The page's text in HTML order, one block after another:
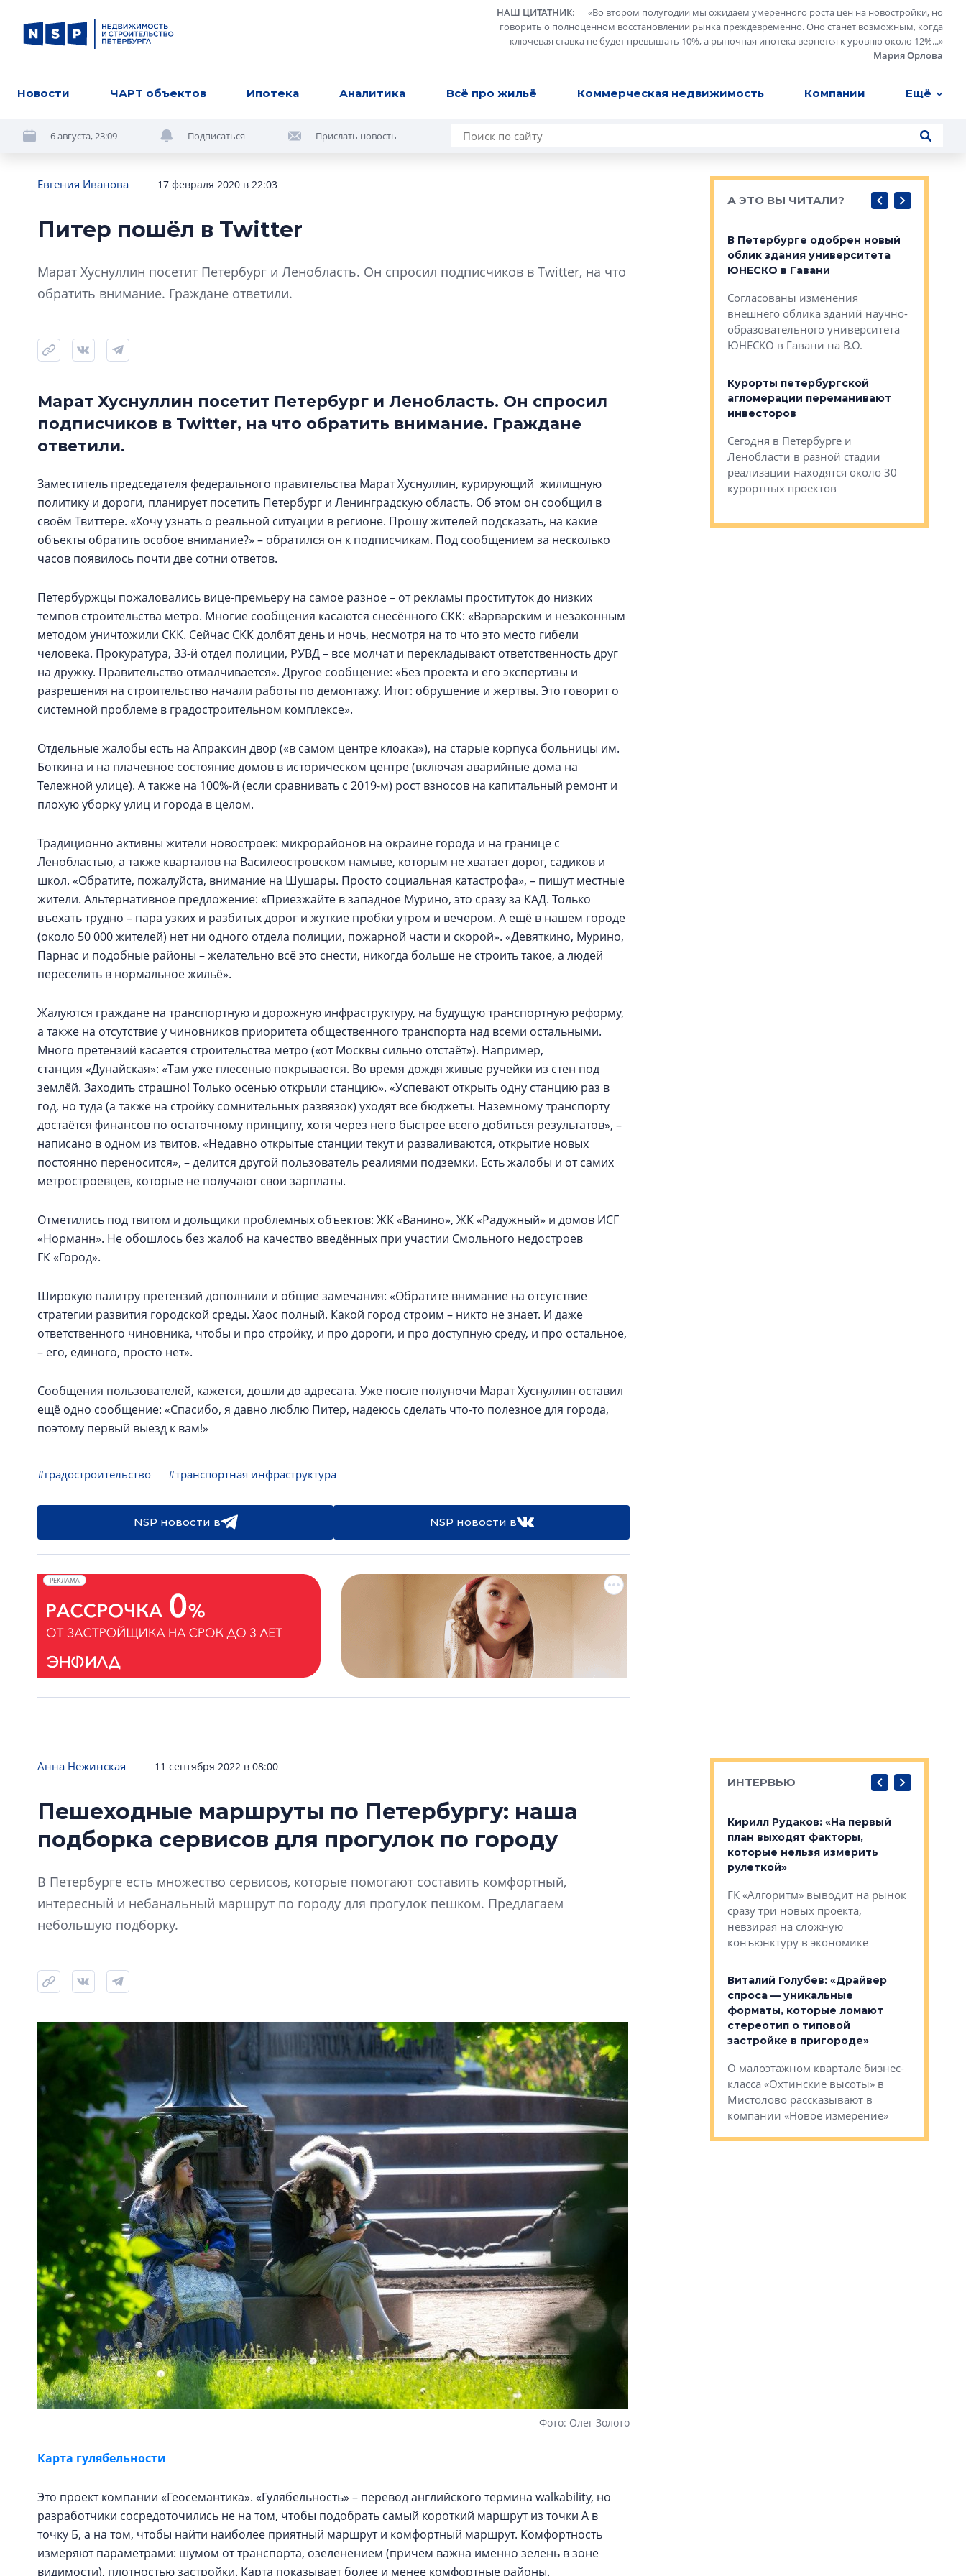
НАШ ЦИТАТНИК: «Во втором полугодии мы ожидаем умеренного роста цен на новостройки, но
говорить о полноценном восстановлении рынка преждевременно. Оно станет возможным, когда
ключевая ставка не будет превышать 10%, а рыночная ипотека вернется к уровню около 12%...»
Мария Орлова
Новости ЧАРТ объектов Ипотека Аналитика Всё про жильё Коммерческая недвижимость Компании Ещё
6 августа, 23:09 Подписаться Прислать новость
Евгения Иванова 17 февраля 2020 в 22:03
Питер пошёл в Twitter
Марат Хуснуллин посетит Петербург и Ленобласть. Он cпросил подписчиков в Twitter, на что
обратить внимание. Граждане ответили.
Марат Хуснуллин посетит Петербург и Ленобласть. Он cпросил
подписчиков в Twitter, на что обратить внимание. Граждане
ответили.
Заместитель председателя федерального правительства Марат Хуснуллин, курирующий жилищную
политику и дороги, планирует посетить Петербург и Ленинградскую область. Об этом он сообщил в
своём Твиттере. «Хочу узнать о реальной ситуации в регионе. Прошу жителей подсказать, на какие
объекты обратить особое внимание?» – обратился он к подписчикам. Под сообщением за несколько
часов появилось почти две сотни ответов.
Петербуржцы пожаловались вице-премьеру на самое разное – от рекламы проституток до низких
темпов строительства метро. Многие сообщения касаются снесённого СКК: «Варварским и незаконным
методом уничтожили СКК. Сейчас СКК долбят день и ночь, несмотря на то что это место гибели
человека. Прокуратура, 33-й отдел полиции, РУВД – все молчат и перекладывают ответственность друг
на дружку. Правительство отмалчивается». Другое сообщение: «Без проекта и его экспертизы и
разрешения на строительство начали работы по демонтажу. Итог: обрушение и жертвы. Это говорит о
системной проблеме в градостроительном комплексе».
Отдельные жалобы есть на Апраксин двор («в самом центре клоака»), на старые корпуса больницы им.
Боткина и на плачевное состояние домов в историческом центре (включая аварийные дома на
Тележной улице). А также на 100%-й (если сравнивать с 2019-м) рост взносов на капитальный ремонт и
плохую уборку улиц и города в целом.
Традиционно активны жители новостроек: микрорайонов на окраине города и на границе с
Ленобластью, а также кварталов на Василеостровском намыве, которым не хватает дорог, садиков и
школ. «Обратите, пожалуйста, внимание на Шушары. Просто социальная катастрофа», – пишут местные
жители. Альтернативное предложение: «Приезжайте в западное Мурино, это сразу за КАД. Только
въехать трудно – пара узких и разбитых дорог и жуткие пробки утром и вечером. А ещё в нашем городе
(около 50 000 жителей) нет ни одного отдела полиции, пожарной части и скорой». «Девяткино, Мурино,
Парнас и подобные районы – желательно всё это снести, никогда больше не строить такое, а людей
переселить в нормальное жильё».
Жалуются граждане на транспортную и дорожную инфраструктуру, на будущую транспортную реформу,
а также на отсутствие у чиновников приоритета общественного транспорта над всеми остальными.
Много претензий касается строительства метро («от Москвы сильно отстаёт»). Например,
станция «Дунайская»: «Там уже плесенью покрывается. Во время дождя живые ручейки из стен под
землёй. Заходить страшно! Только осенью открыли станцию». «Успевают открыть одну станцию раз в
год, но туда (а также на стройку сомнительных развязок) уходят все бюджеты. Наземному транспорту
достаётся финансов по остаточному принципу, хотя через него быстрее всего добиться результатов», –
написано в одном из твитов. «Недавно открытые станции текут и разваливаются, открытие новых
постоянно переносится», – делится другой пользователь реалиями подземки. Есть жалобы и от самих
метростроевцев, которые не получают свои зарплаты.
Отметились под твитом и дольщики проблемных объектов: ЖК «Ванино», ЖК «Радужный» и домов ИСГ
«Норманн». Не обошлось без жалоб на качество введённых при участии Смольного недостроев
ГК «Город».
Широкую палитру претензий дополнили и общие замечания: «Обратите внимание на отсутствие
стратегии развития городской среды. Хаос полный. Какой город строим – никто не знает. И даже
ответственного чиновника, чтобы и про стройку, и про дороги, и про доступную среду, и про остальное,
– его, единого, просто нет».
Сообщения пользователей, кажется, дошли до адресата. Уже после полуночи Марат Хуснуллин оставил
ещё одно сообщение: «Спасибо, я давно люблю Питер, надеюсь сделать что-то полезное для города,
поэтому первый выезд к вам!»
#градостроительство #транспортная инфраструктура
NSP новости в NSP новости в
РЕКЛАМА
А ЭТО ВЫ ЧИТАЛИ?
Усадьба Торосово — антидот от
2020-2026 годов постройки на 9%
дешевле строящихся
В Петербурге одобрен новый
облик здания университета
ЮНЕСКО в Гавани
Согласованы изменения
внешнего облика зданий научно-
образовательного университета
ЮНЕСКО в Гавани на В.О.
Курорты петербургской
агломерации переманивают
инвесторов
Сегодня в Петербурге и
Ленобласти в разной стадии
реализации находятся около 30
курортных проектов
Анна Нежинская 11 сентября 2022 в 08:00
Пешеходные маршруты по Петербургу: наша
подборка сервисов для прогулок по городу
В Петербурге есть множество сервисов, которые помогают составить комфортный,
интересный и небанальный маршрут по городу для прогулок пешком. Предлагаем
небольшую подборку.
Фото: Олег Золото
Карта гулябельности
Это проект компании «Геосемантика». «Гулябельность» – перевод английского термина walkability, но
разработчики сосредоточились не на том, чтобы подобрать самый короткий маршрут из точки А в
точку Б, а на том, чтобы найти наиболее приятный маршрут и комфортный маршрут. Комфортность
измеряют параметрами: шумом от транспорта, озеленением (причем важна именно зелень в зоне
видимости), плотностью застройки. Карта показывает более и менее комфортные районы.
ИНТЕРВЬЮ
Сергей Софронов: «Хороший
дизайн проявляется в
визуальной чистоте»
Что важнее для современного
функциональность или
О потенциале «серого пояса»,
технологиях и корпоративной
культуре рассказывает
гендиректор STAVNI Александр
Свинолобов
Кирилл Рудаков: «На первый
план выходят факторы,
которые нельзя измерить
рулеткой»
ГК «Алгоритм» выводит на рынок
сразу три новых проекта,
невзирая на сложную
конъюнктуру в экономике
Виталий Голубев: «Драйвер
спроса — уникальные
форматы, которые ломают
стереотип о типовой
застройке в пригороде»
О малоэтажном квартале бизнес-
класса «Охтинские высоты» в
Мистолово рассказывают в
компании «Новое измерение»